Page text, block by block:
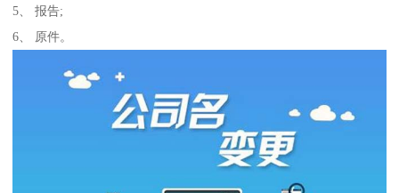
5、 报告;
6、 原件。